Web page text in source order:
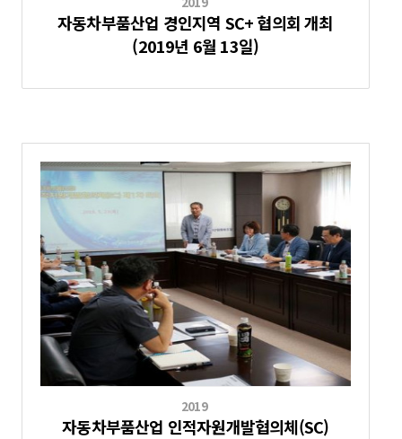
자동차부품산업 경인지역 SC+ 협의회 개최
(2019년 6월 13일)
2019
자동차부품산업 인적자원개발협의체(SC)